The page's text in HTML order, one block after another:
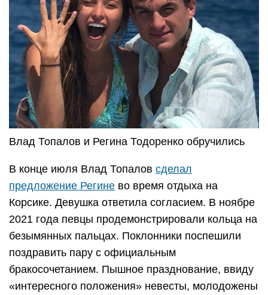
Влад Топалов и Регина Тодоренко обручились
В конце июля Влад Топалов сделал
предложение Регине во время отдыха на
Корсике. Девушка ответила согласием. В ноябре
2021 года певцы продемонстрировали кольца на
безымянных пальцах. Поклонники поспешили
поздравить пару с официальным
бракосочетанием. Пышное празднование, ввиду
«интересного положения» невесты, молодожены